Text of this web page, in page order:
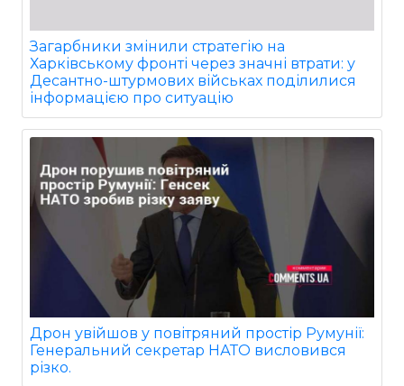
Загарбники змінили стратегію на
Харківському фронті через значні втрати: у
Десантно-штурмових військах поділилися
інформацією про ситуацію
Дрон увійшов у повітряний простір Румунії:
Генеральний секретар НАТО висловився
різко.